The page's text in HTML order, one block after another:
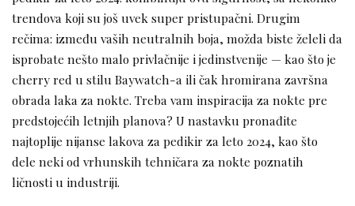
trendova koji su još uvek super pristupačni. Drugim
rečima: između vaših neutralnih boja, možda biste želeli da
isprobate nešto malo privlačnije i jedinstvenije — kao što je
cherry red u stilu Baywatch-a ili čak hromirana završna
obrada laka za nokte. Treba vam inspiracija za nokte pre
predstojećih letnjih planova? U nastavku pronađite
najtoplije nijanse lakova za pedikir za leto 2024, kao što
dele neki od vrhunskih tehničara za nokte poznatih
ličnosti u industriji.